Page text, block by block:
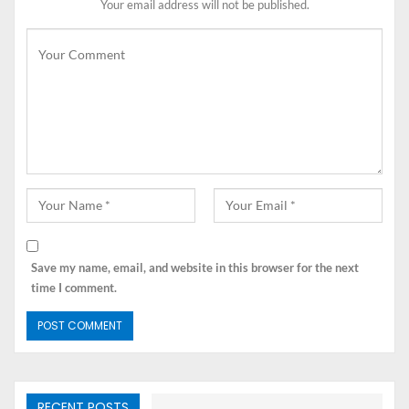
yang bisa sebagai referensi saat menyusun puisi untuk
ini dapat dilihat bahwa puisi ini bertajuk tentang
perjuangan pahlawan dalam meraih kemerdekaan
Indonesia.
Silahkan baca pelan-pelan dan hayati makna yang
terkandung dalam puisi sebelum memilih puisi mana
yang akan anda gunakan dalam menyusun puisi untuk
peringatan HUT RI 76.
Pahlawan Pejuang Indonesia
Your email address will not be published.
Save my name, email, and website in this browser for the next
time I comment.